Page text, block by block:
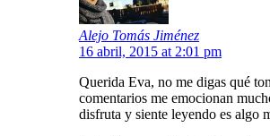
Alejo Tomás Jiménez
16 abril, 2015 at 2:01 pm
Querida Eva, no me digas qué
comentarios me emocionan
disfruta y siente leyendo es algo